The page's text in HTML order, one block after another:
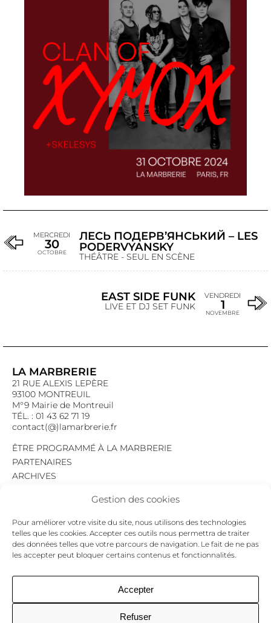
Gestion des cookies
Pour améliorer votre visite du site, nous utilisons des technologies
telles que les cookies. Accepter ces outils nous permettra de traiter
des données telles que votre parcours de navigation. Le fait de ne pas
les accepter peut bloquer certains contenus et fonctionnalités.
Accepter
Refuser
MERCREDI
30
OCTOBRE
ЛЕСЬ ПОДЕРВ’ЯНСЬКИЙ – LES
PODERVYANSKY
THÉÂTRE - SEUL EN SCÈNE
EAST SIDE FUNK
LIVE ET DJ SET FUNK
VENDREDI
1
NOVEMBRE
LA MARBRERIE
21 RUE ALEXIS LEPÈRE
93100 MONTREUIL
M°9 Mairie de Montreuil
TÉL. : 01 43 62 71 19
contact(@)lamarbrerie.fr
ÊTRE PROGRAMMÉ À LA MARBRERIE
PARTENAIRES
ARCHIVES
MENTIONS LÉGALES
POLITIQUE DE CONFIDENTIALITÉ
COOKIES
NEWSLETTER
pour ne jamais passer à côté d’un événement.